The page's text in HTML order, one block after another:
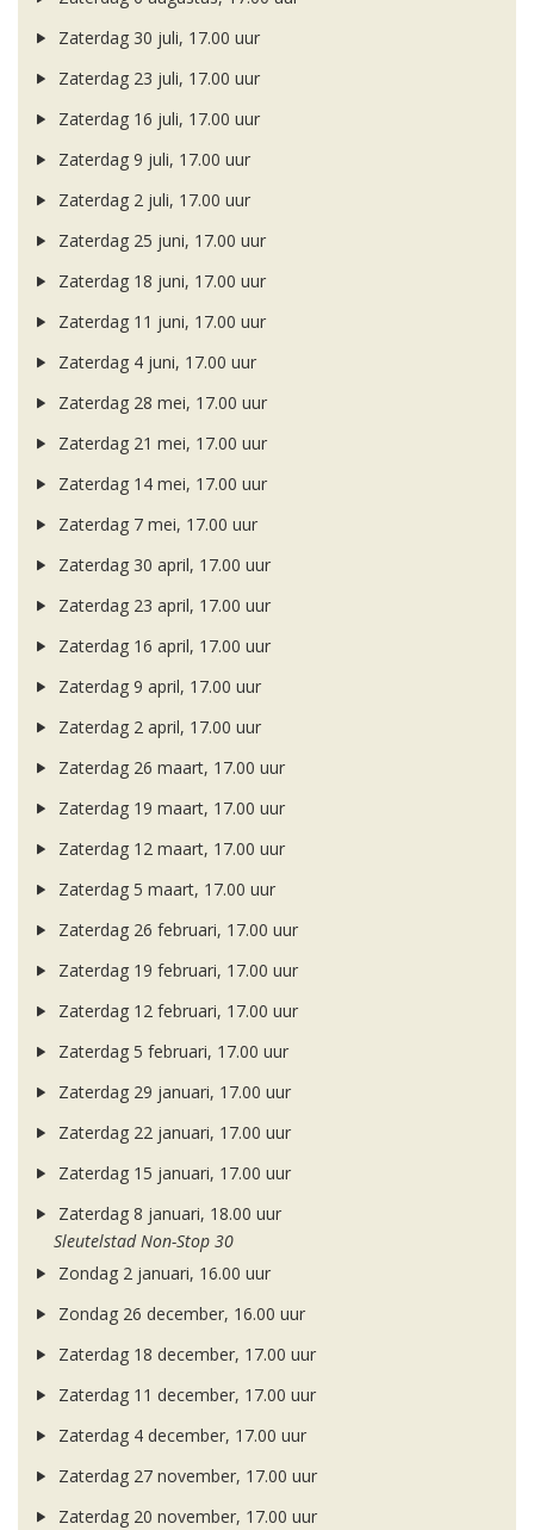
Zaterdag 30 juli, 17.00 uur
Zaterdag 23 juli, 17.00 uur
Zaterdag 16 juli, 17.00 uur
Zaterdag 9 juli, 17.00 uur
Zaterdag 2 juli, 17.00 uur
Zaterdag 25 juni, 17.00 uur
Zaterdag 18 juni, 17.00 uur
Zaterdag 11 juni, 17.00 uur
Zaterdag 4 juni, 17.00 uur
Zaterdag 28 mei, 17.00 uur
Zaterdag 21 mei, 17.00 uur
Zaterdag 14 mei, 17.00 uur
Zaterdag 7 mei, 17.00 uur
Zaterdag 30 april, 17.00 uur
Zaterdag 23 april, 17.00 uur
Zaterdag 16 april, 17.00 uur
Zaterdag 9 april, 17.00 uur
Zaterdag 2 april, 17.00 uur
Zaterdag 26 maart, 17.00 uur
Zaterdag 19 maart, 17.00 uur
Zaterdag 12 maart, 17.00 uur
Zaterdag 5 maart, 17.00 uur
Zaterdag 26 februari, 17.00 uur
Zaterdag 19 februari, 17.00 uur
Zaterdag 12 februari, 17.00 uur
Zaterdag 5 februari, 17.00 uur
Zaterdag 29 januari, 17.00 uur
Zaterdag 22 januari, 17.00 uur
Zaterdag 15 januari, 17.00 uur
Zaterdag 8 januari, 18.00 uur
Sleutelstad Non-Stop 30
Zondag 2 januari, 16.00 uur
Zondag 26 december, 16.00 uur
Zaterdag 18 december, 17.00 uur
Zaterdag 11 december, 17.00 uur
Zaterdag 4 december, 17.00 uur
Zaterdag 27 november, 17.00 uur
Zaterdag 20 november, 17.00 uur